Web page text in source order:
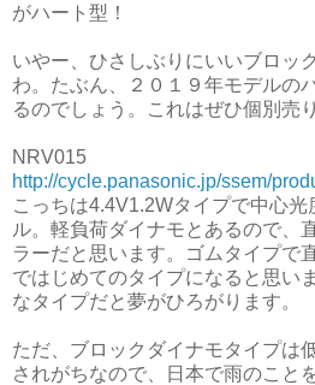
がハート型！
いやー、ひさしぶりにいいブロッ
わ。たぶん、２０１９年モデルの
るのでしょう。これはぜひ個別売
NRV015
http://cycle.panasonic.jp/ssem/
こっちは4.4V1.2Wタイプで中心
ル。軽負荷ダイナモとあるので、
ラーだと思います。ゴムタイプで
ではじめてのタイプになると思いま
なタイプだと夢がひろがります。
ただ、ブロックダイナモタイプは
されがちなので、日本で雨のこと